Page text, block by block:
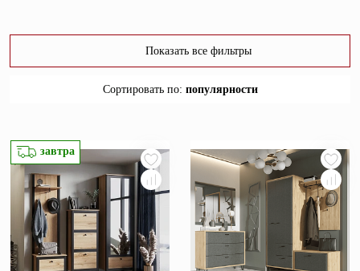
Зеркала
Полки
Матрасы
Прихожие
Показать все фильтры
Сортировать по: популярности
убыванию цены
возрастанию цены
размеру скидки
завтра